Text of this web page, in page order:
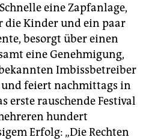
eine Zapfanlage,
Kinder und ein paar
besorgt über einen
eine Genehmigung,
Imbissbetreiber
feiert nachmittags in
erste rauschende Festival
hundert
Erfolg: „Die Rechten